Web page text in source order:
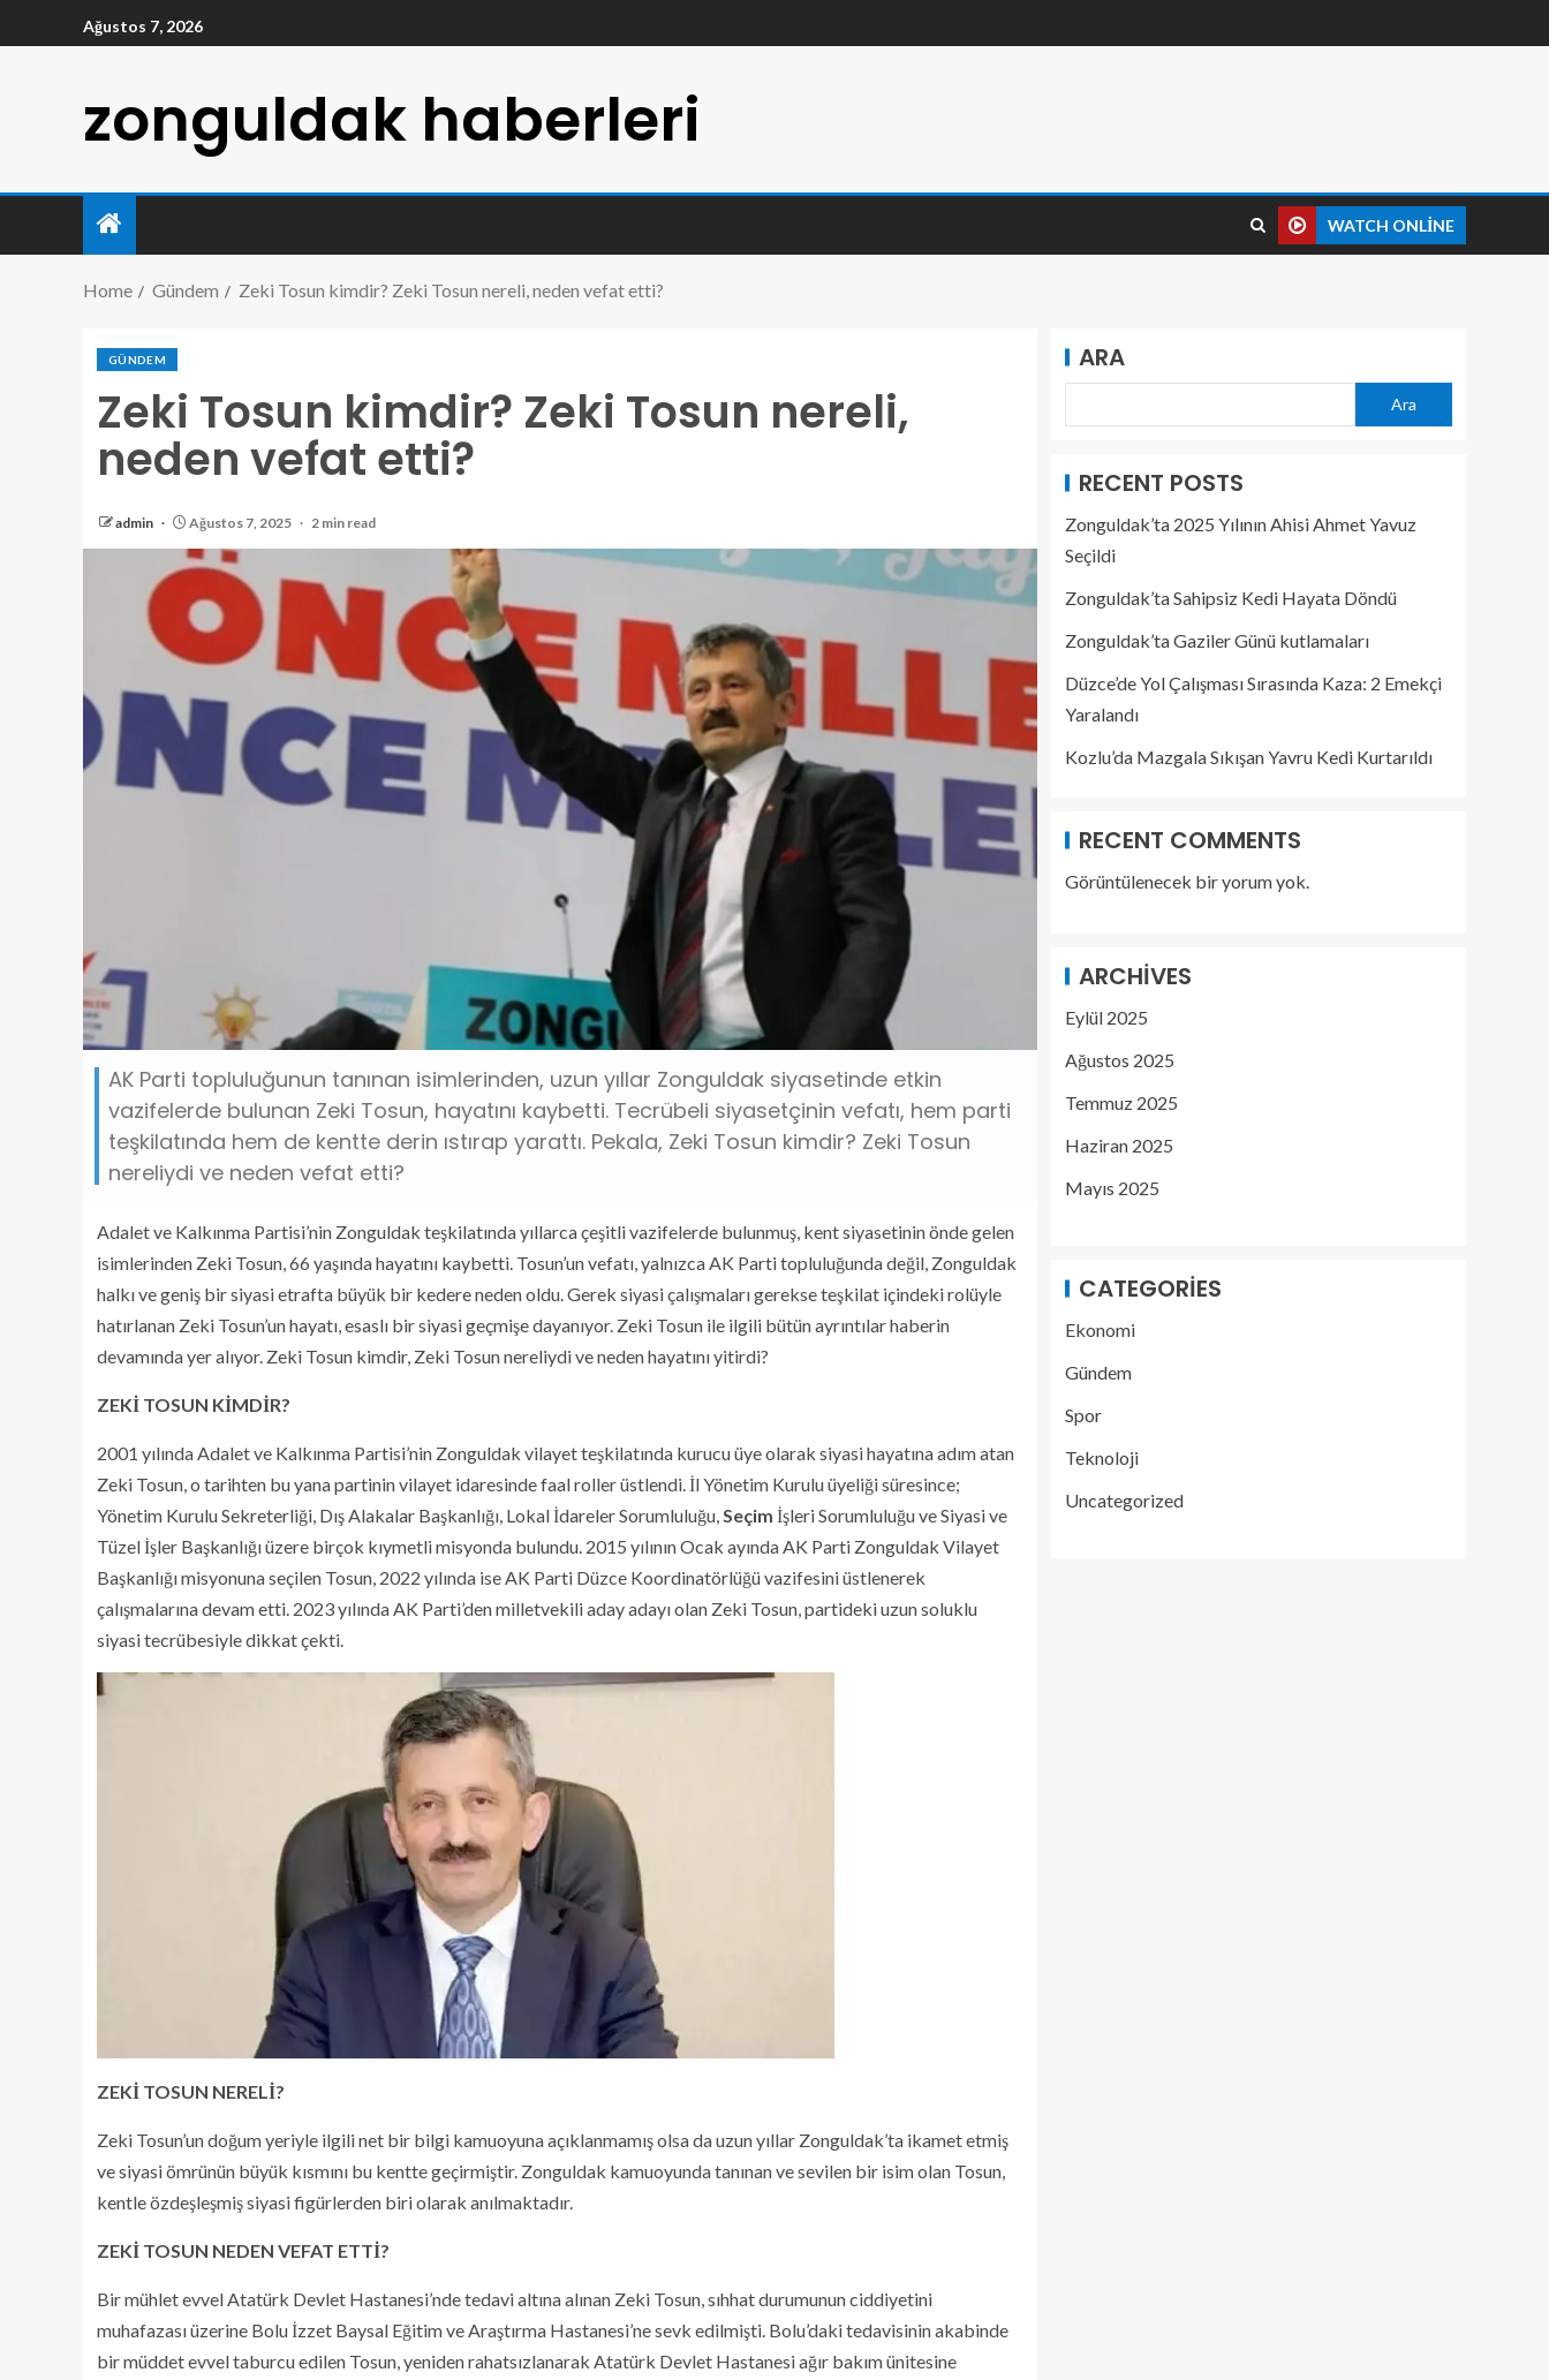
Ağustos 7, 2026
zonguldak haberleri
WATCH ONLINE
Home Gündem Zeki Tosun kimdir? Zeki Tosun nereli, neden vefat etti?
GÜNDEM
Zeki Tosun kimdir? Zeki Tosun nereli,
neden vefat etti?
admin Ağustos 7, 2025 2 min read
AK Parti topluluğunun tanınan isimlerinden, uzun yıllar Zonguldak siyasetinde etkin
vazifelerde bulunan Zeki Tosun, hayatını kaybetti. Tecrübeli siyasetçinin vefatı, hem parti
teşkilatında hem de kentte derin ıstırap yarattı. Pekala, Zeki Tosun kimdir? Zeki Tosun
nereliydi ve neden vefat etti?
Adalet ve Kalkınma Partisi’nin Zonguldak teşkilatında yıllarca çeşitli vazifelerde bulunmuş, kent siyasetinin önde gelen
isimlerinden Zeki Tosun, 66 yaşında hayatını kaybetti. Tosun’un vefatı, yalnızca AK Parti topluluğunda değil, Zonguldak
halkı ve geniş bir siyasi etrafta büyük bir kedere neden oldu. Gerek siyasi çalışmaları gerekse teşkilat içindeki rolüyle
hatırlanan Zeki Tosun’un hayatı, esaslı bir siyasi geçmişe dayanıyor. Zeki Tosun ile ilgili bütün ayrıntılar haberin
devamında yer alıyor. Zeki Tosun kimdir, Zeki Tosun nereliydi ve neden hayatını yitirdi?
ZEKİ TOSUN KİMDİR?
2001 yılında Adalet ve Kalkınma Partisi’nin Zonguldak vilayet teşkilatında kurucu üye olarak siyasi hayatına adım atan
Zeki Tosun, o tarihten bu yana partinin vilayet idaresinde faal roller üstlendi. İl Yönetim Kurulu üyeliği süresince;
Yönetim Kurulu Sekreterliği, Dış Alakalar Başkanlığı, Lokal İdareler Sorumluluğu,Seçim İşleri Sorumluluğu ve Siyasi ve
Tüzel İşler Başkanlığı üzere birçok kıymetli misyonda bulundu. 2015 yılının Ocak ayında AK Parti Zonguldak Vilayet
Başkanlığı misyonuna seçilen Tosun, 2022 yılında ise AK Parti Düzce Koordinatörlüğü vazifesini üstlenerek
çalışmalarına devam etti. 2023 yılında AK Parti’den milletvekili aday adayı olan Zeki Tosun, partideki uzun soluklu
siyasi tecrübesiyle dikkat çekti.
ZEKİ TOSUN NERELİ?
Zeki Tosun’un doğum yeriyle ilgili net bir bilgi kamuoyuna açıklanmamış olsa da uzun yıllar Zonguldak’ta ikamet etmiş
ve siyasi ömrünün büyük kısmını bu kentte geçirmiştir. Zonguldak kamuoyunda tanınan ve sevilen bir isim olan Tosun,
kentle özdeşleşmiş siyasi figürlerden biri olarak anılmaktadır.
ZEKİ TOSUN NEDEN VEFAT ETTİ?
Bir mühlet evvel Atatürk Devlet Hastanesi’nde tedavi altına alınan Zeki Tosun, sıhhat durumunun ciddiyetini
muhafazası üzerine Bolu İzzet Baysal Eğitim ve Araştırma Hastanesi’ne sevk edilmişti. Bolu’daki tedavisinin akabinde
bir müddet evvel taburcu edilen Tosun, yeniden rahatsızlanarak Atatürk Devlet Hastanesi ağır bakım ünitesine
ARA
Ara
RECENT POSTS
Zonguldak’ta 2025 Yılının Ahisi Ahmet Yavuz
Seçildi
Zonguldak’ta Sahipsiz Kedi Hayata Döndü
Zonguldak’ta Gaziler Günü kutlamaları
Düzce’de Yol Çalışması Sırasında Kaza: 2 Emekçi
Yaralandı
Kozlu’da Mazgala Sıkışan Yavru Kedi Kurtarıldı
RECENT COMMENTS
Görüntülenecek bir yorum yok.
ARCHIVES
Eylül 2025
Ağustos 2025
Temmuz 2025
Haziran 2025
Mayıs 2025
CATEGORIES
Ekonomi
Gündem
Spor
Teknoloji
Uncategorized